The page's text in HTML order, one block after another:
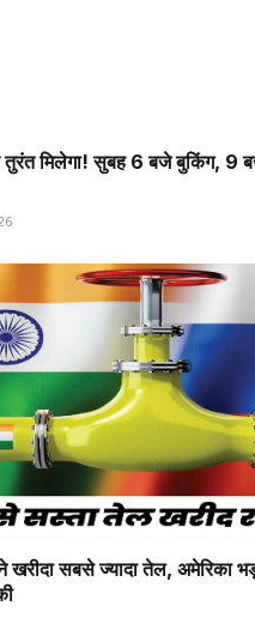
मिलेगा! सुबह 6 बजे बुकिंग, 9
खरीदा सबसे ज्यादा तेल, अमेरिका